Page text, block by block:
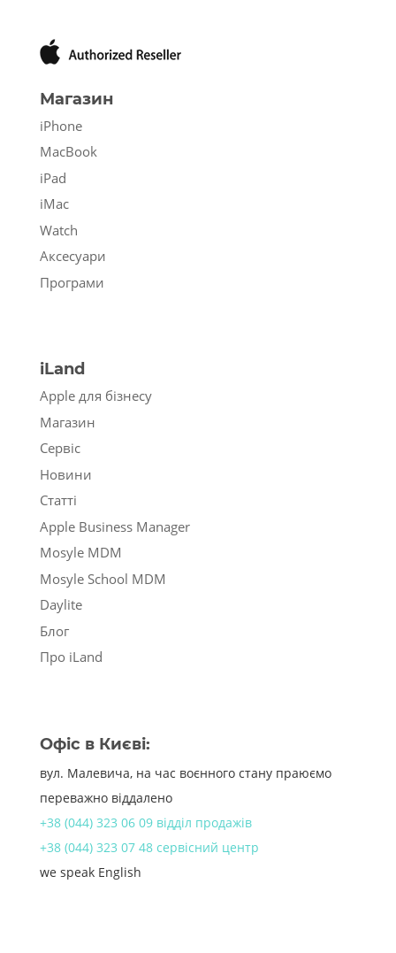
Магазин
iPhone
MacBook
iPad
iMac
Watch
Аксесуари
Програми
iLand
Apple для бізнесу
Магазин
Сервіс
Новини
Статті
Apple Business Manager
Mosyle MDM
Mosyle School MDM
Daylite
Блог
Про iLand
Офіс в Києві:
вул. Малевича, на час воєнного стану праюємо
переважно віддалено
+38 (044) 323 06 09 відділ продажів
+38 (044) 323 07 48 сервісний центр
we speak English